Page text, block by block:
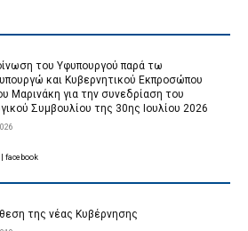
του Υφυπουργού παρά τω
και Κυβερνητικού Εκπροσώπου
Μαρινάκη για την συνεδρίαση του
Συμβουλίου της 30ης Ιουλίου 2026
της νέας Κυβέρνησης
facebook